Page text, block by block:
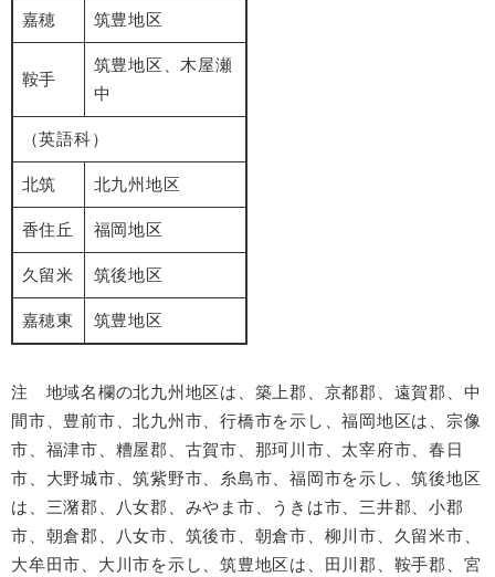
嘉穂 筑豊地区
鞍手
筑豊地区、木屋瀬
中
（英語科）
北筑 北九州地区
香住丘 福岡地区
久留米 筑後地区
嘉穂東 筑豊地区
注 地域名欄の北九州地区は、築上郡、京都郡、遠賀郡、中
間市、豊前市、北九州市、行橋市を示し、福岡地区は、宗像
市、福津市、糟屋郡、古賀市、那珂川市、太宰府市、春日
市、大野城市、筑紫野市、糸島市、福岡市を示し、筑後地区
は、三潴郡、八女郡、みやま市、うきは市、三井郡、小郡
市、朝倉郡、八女市、筑後市、朝倉市、柳川市、久留米市、
大牟田市、大川市を示し、筑豊地区は、田川郡、鞍手郡、宮